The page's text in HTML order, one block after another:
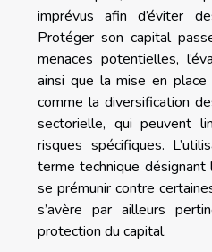
imprévus afin d’éviter
Protéger son capital
menaces potentielles,
ainsi que la mise en
comme la diversification
sectorielle, qui peuvent
risques spécifiques.
terme technique
se prémunir contre
s’avère par ailleurs
protection du capital.